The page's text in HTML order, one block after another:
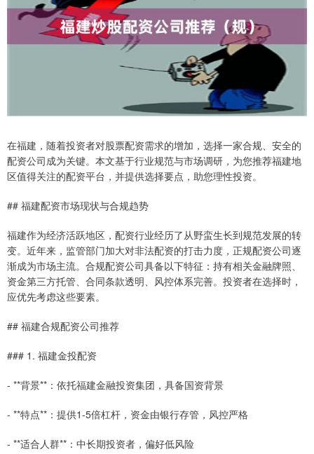
在福建，随着投资者对股票配资需求的增加，选择一家合规、安全的
配资公司成为关键。本文基于行业规范与市场调研，为您推荐福建地
区值得关注的配资平台，并提供选择要点，助您理性投资。
## 福建配资市场现状与合规趋势
福建作为经济活跃地区，配资行业经历了从野蛮生长到规范发展的转
变。近年来，监管部门加大对非法配资的打击力度，正规配资公司逐
渐成为市场主流。合规配资公司具备以下特征：持有相关金融牌照、
资金第三方托管、合同条款透明、风控体系完善。投资者在选择时，
应优先考虑这些要素。
## 福建合规配资公司推荐
### 1. 福建金投配资
- **背景**：依托福建金融投资集团，具备国资背景
- **特点**：提供1-5倍杠杆，资金由银行存管，风控严格
- **适合人群**：中长期投资者，偏好低风险